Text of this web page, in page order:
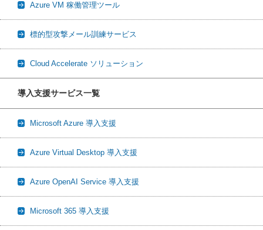
Azure VM 稼働管理ツール
標的型攻撃メール訓練サービス
Cloud Accelerate ソリューション
導入支援サービス一覧
Microsoft Azure 導入支援
Azure Virtual Desktop 導入支援
Azure OpenAI Service 導入支援
Microsoft 365 導入支援